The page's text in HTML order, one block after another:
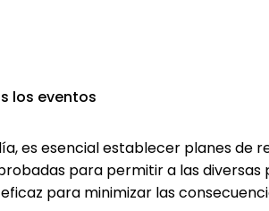
los eventos
es esencial establecer planes de
para permitir a las
para minimizar las